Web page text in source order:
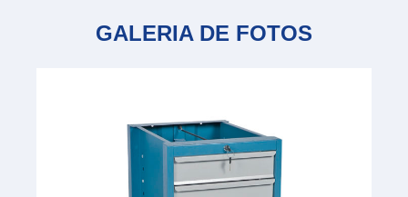
GALERIA DE FOTOS